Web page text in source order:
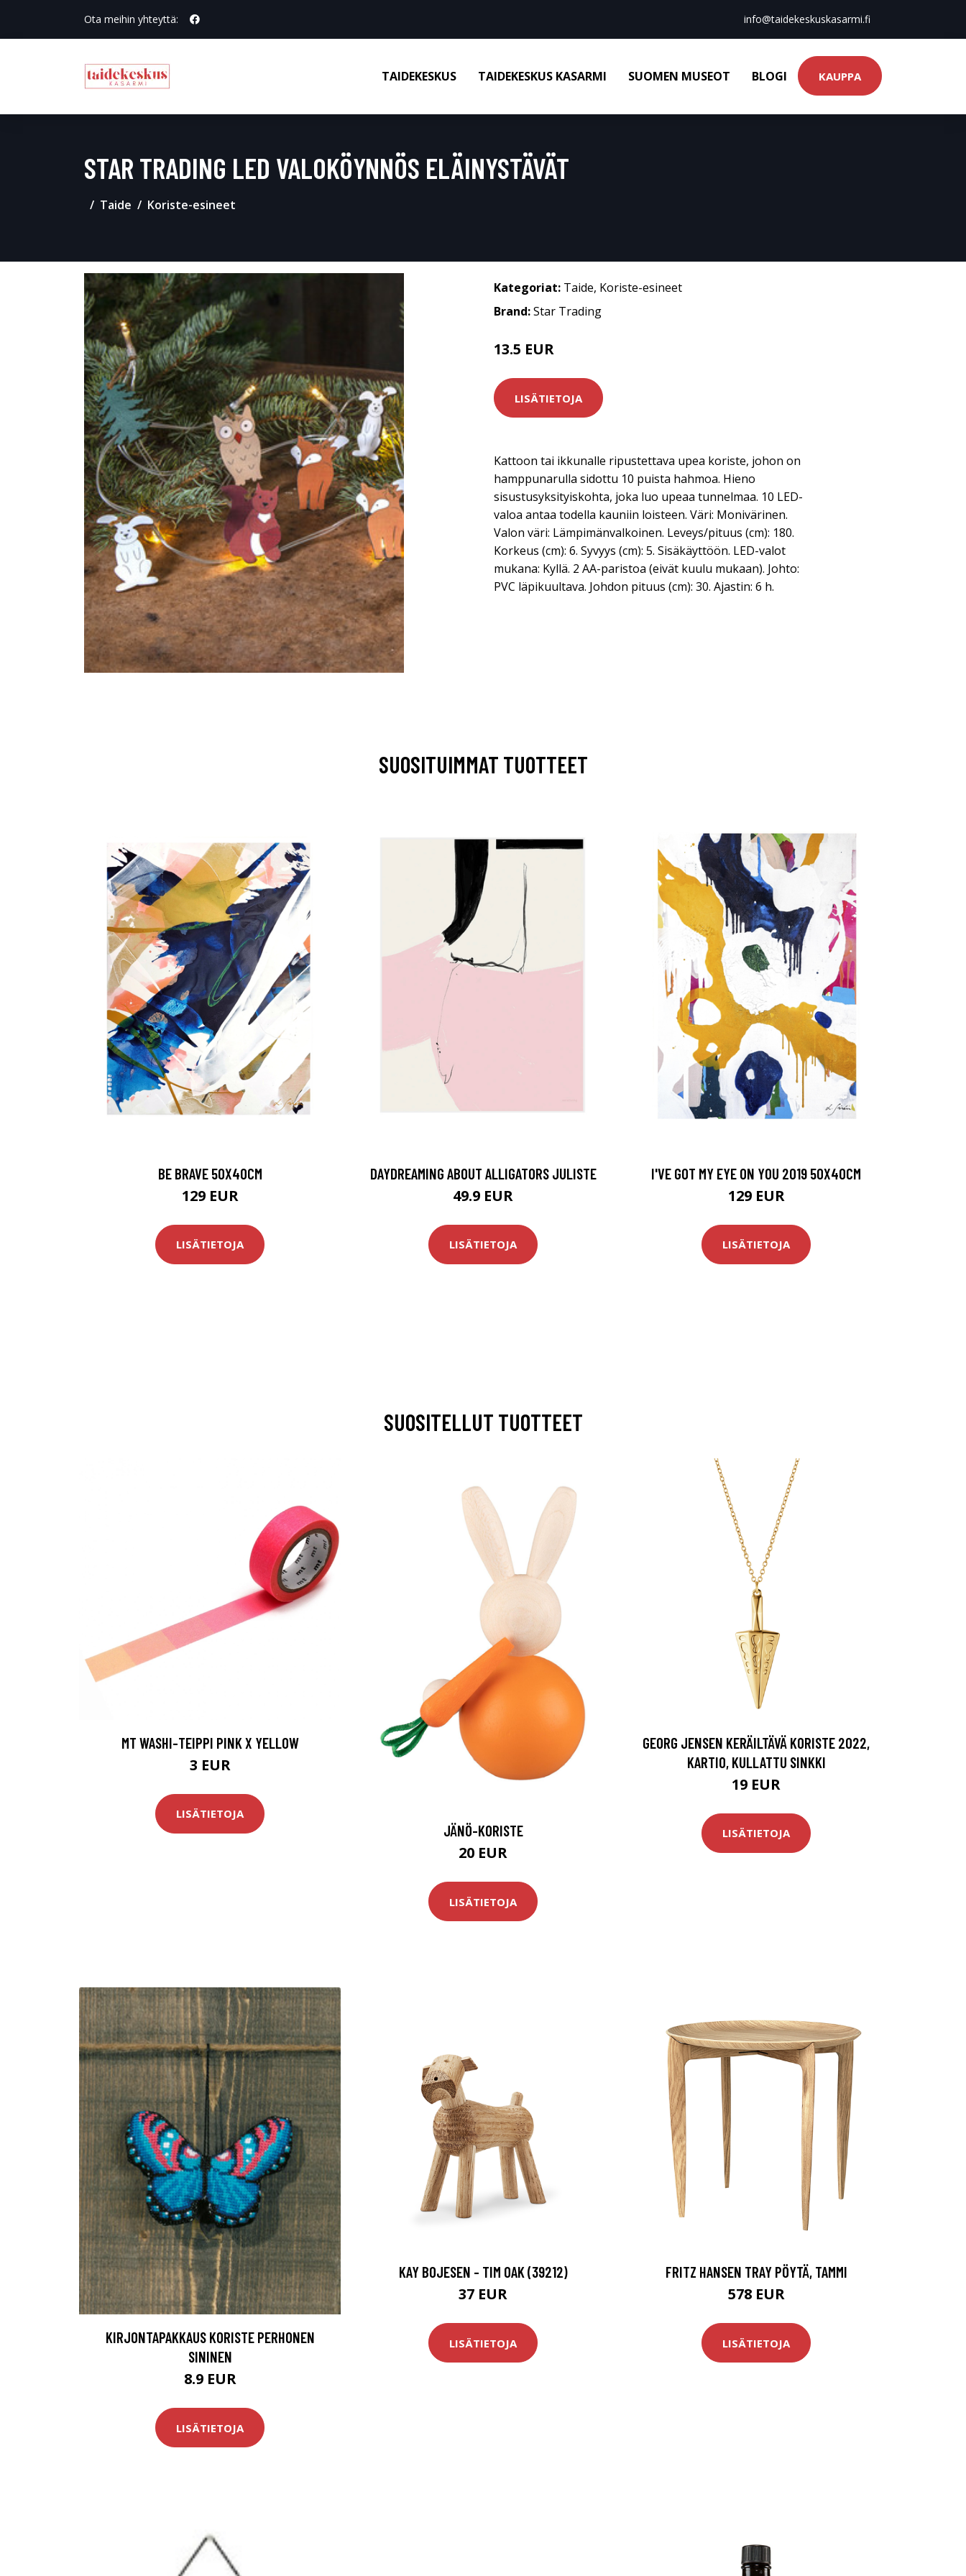
Ota meihin yhteyttä: info@taidekeskuskasarmi.fi
TAIDEKESKUS TAIDEKESKUS KASARMI SUOMEN MUSEOT BLOGI KAUPPA
STAR TRADING LED VALOKÖYNNÖS ELÄINYSTÄVÄT
Taide Koriste-esineet
Kategoriat: Taide, Koriste-esineet
Brand:Star Trading
13.5 EUR
LISÄTIETOJA
Kattoon tai ikkunalle ripustettava upea koriste, johon on
hamppunarulla sidottu 10 puista hahmoa. Hieno
sisustusyksityiskohta, joka luo upeaa tunnelmaa. 10 LED-
valoa antaa todella kauniin loisteen. Väri: Monivärinen.
Valon väri: Lämpimänvalkoinen. Leveys/pituus (cm): 180.
Korkeus (cm): 6. Syvyys (cm): 5. Sisäkäyttöön. LED-valot
mukana: Kyllä. 2 AA-paristoa (eivät kuulu mukaan). Johto:
PVC läpikuultava. Johdon pituus (cm): 30. Ajastin: 6 h.
SUOSITUIMMAT TUOTTEET
BE BRAVE 50X40CM
129 EUR
LISÄTIETOJA
DAYDREAMING ABOUT ALLIGATORS JULISTE
49.9 EUR
LISÄTIETOJA
I'VE GOT MY EYE ON YOU 2019 50X40CM
129 EUR
LISÄTIETOJA
SUOSITELLUT TUOTTEET
MT WASHI-TEIPPI PINK X YELLOW
3 EUR
LISÄTIETOJA
JÄNÖ-KORISTE
20 EUR
LISÄTIETOJA
GEORG JENSEN KERÄILTÄVÄ KORISTE 2022,
KARTIO, KULLATTU SINKKI
19 EUR
LISÄTIETOJA
KIRJONTAPAKKAUS KORISTE PERHONEN
SININEN
8.9 EUR
LISÄTIETOJA
KAY BOJESEN - TIM OAK (39212)
37 EUR
LISÄTIETOJA
FRITZ HANSEN TRAY PÖYTÄ, TAMMI
578 EUR
LISÄTIETOJA